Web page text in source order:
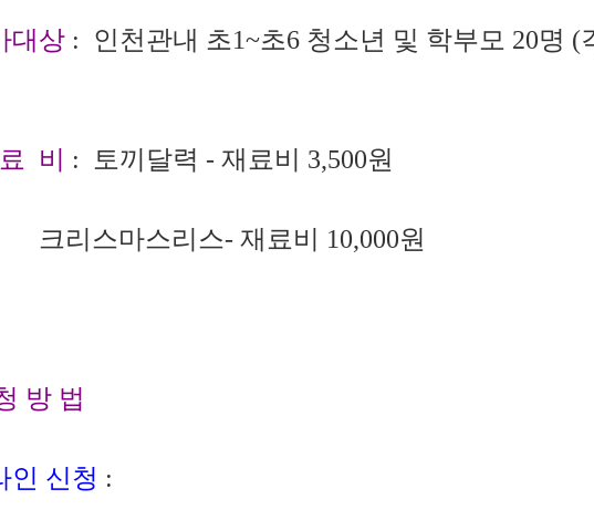
대상 : 인천관내 초1~초6 청소년 및 학부모 20명 (
비 : 토끼달력 - 재료비 3,500원
스마스리스- 재료비 10,000원
방 법
인 신청 :